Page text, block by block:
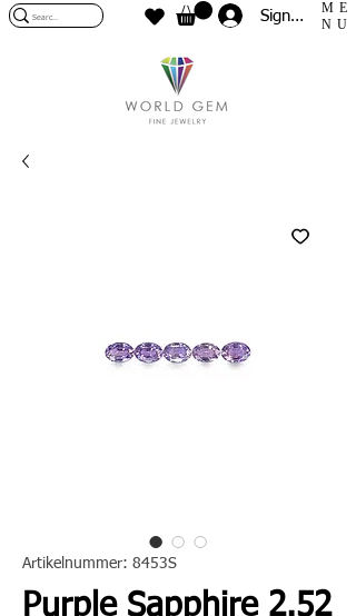
Sign In
ME
NU
Artikelnummer: 8453S
Purple Sapphire 2.52